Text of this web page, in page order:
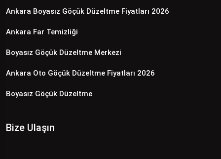
Ankara Boyasız Göçük Düzeltme Fiyatları 2026
Ankara Far Temizliği
Boyasız Göçük Düzeltme Merkezi
Ankara Oto Göçük Düzeltme Fiyatları 2026
Boyasız Göçük Düzeltme
Bize Ulaşın